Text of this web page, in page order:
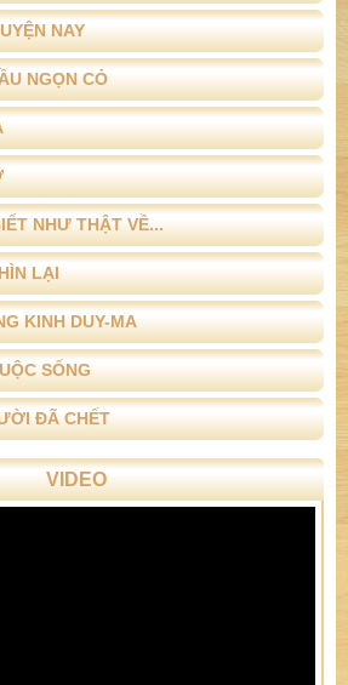
NAY
NGỌN CỎ
NHƯ THẬT VỀ...
LẠI
KINH DUY-MA
SỐNG
ĐÃ CHẾT
VIDEO